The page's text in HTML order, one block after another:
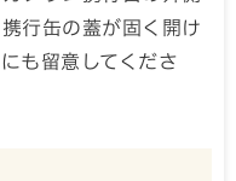
行缶の蓋が固く開け
も留意してくださ